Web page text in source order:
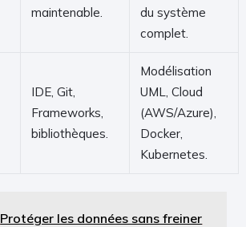
maintenable.
du système
complet.
IDE, Git,
Frameworks,
bibliothèques.
Modélisation
UML, Cloud
(AWS/Azure),
Docker,
Kubernetes.
Protéger les données sans freiner